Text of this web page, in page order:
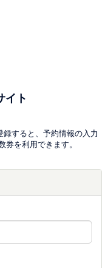
ト
すると、予約情報の入力
を利用できます。